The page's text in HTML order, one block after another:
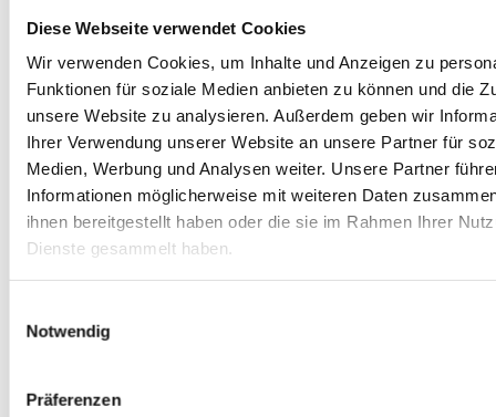
Diese Webseite verwendet Cookies
Wir verwenden Cookies, um Inhalte und Anzeigen zu
Funktionen für soziale Medien anbieten zu können und die
unsere Website zu analysieren. Außerdem geben wir
Ihrer Verwendung unserer Website an unsere Partner für
Medien, Werbung und Analysen weiter. Unsere Partner
Informationen möglicherweise mit weiteren Daten
ihnen bereitgestellt haben oder die sie im Rahmen Ihrer
Dienste gesammelt haben.
Notwendig
Präferenzen
moderner Heiztechnik.
Mühlenbruch Sanitär und Heizung hilft Ihnen bei der
Beantragung von Fördermitteln und bietet individuelle
Finanzierungsmöglichkeiten.
Weitere aktuelle Tipps zu Fördermitteln unter:
www.bafa.de
www.kfw.de